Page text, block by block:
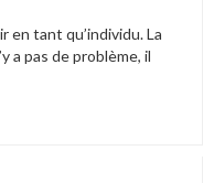
en tant qu’individu. La
a pas de problème, il